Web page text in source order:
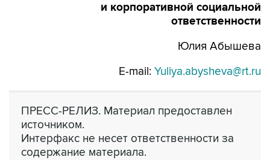
и корпоративной социальной
ответственности
Юлия Абышева
E-mail: Yuliya.abysheva@rt.ru
ПРЕСС-РЕЛИЗ. Материал предоставлен
источником.
Интерфакс не несет ответственности за
содержание материала.